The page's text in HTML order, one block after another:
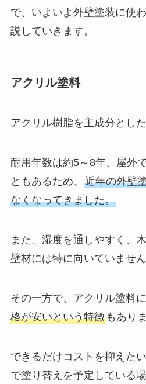
で、いよいよ外壁塗装に使
説していきます。
アクリル塗料
アクリル樹脂を主成分とした
耐用年数は約5～8年、屋外
ともあるため、 近年の外壁
なくなってきました。
また、湿度を通しやすく、
壁材には特に向いていません
その一方で、アクリル塗料に
格が安いという特徴もあり
できるだけコストを抑えた
で塗り替えを予定している